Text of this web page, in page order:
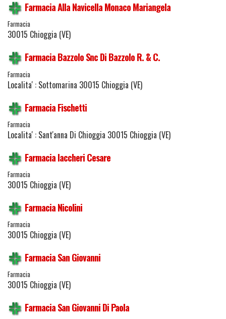
Farmacia Alla Navicella Monaco Mariangela
Farmacia
30015 Chioggia (VE)
Farmacia Bazzolo Snc Di Bazzolo R. & C.
Farmacia
Localita' : Sottomarina 30015 Chioggia (VE)
Farmacia Fischetti
Farmacia
Localita' : Sant'anna Di Chioggia 30015 Chioggia (VE)
Farmacia Iaccheri Cesare
Farmacia
30015 Chioggia (VE)
Farmacia Nicolini
Farmacia
30015 Chioggia (VE)
Farmacia San Giovanni
Farmacia
30015 Chioggia (VE)
Farmacia San Giovanni Di Paola